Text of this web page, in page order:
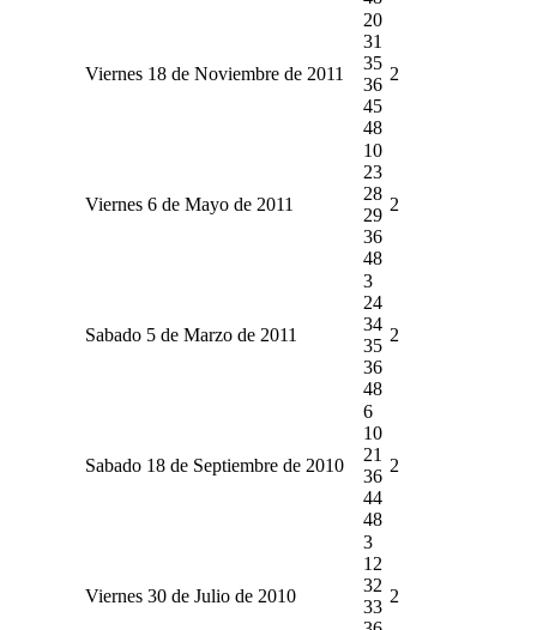
Viernes 18 de Noviembre de 2011
20
31
35
36
45
48
2
Viernes 6 de Mayo de 2011
10
23
28
29
36
48
2
Sabado 5 de Marzo de 2011
3
24
34
35
36
48
2
Sabado 18 de Septiembre de 2010
6
10
21
36
44
48
2
Viernes 30 de Julio de 2010
3
12
32
33
2